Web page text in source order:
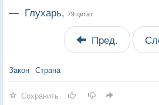
— Глухарь, 79 цитат
Пред.
Закон Страна
Сохранить